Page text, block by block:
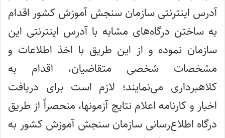
آدرس اینترنتی سازمان سنجش آموزش کشور اقدام
به ساختن درگاه‌های مشابه با آدرس اینترنتی این
سازمان نموده و از این طریق با اخذ اطلاعات و
مشخصات شخصی متقاضیان، اقدام به
کلاهبرداری می‌نمایند؛ لازم است برای دریافت
اخبار و کارنامه اعلام نتایج آزمونها، منحصراً از طریق
درگاه اطلاع‌رسانی سازمان سنجش آموزش کشور به